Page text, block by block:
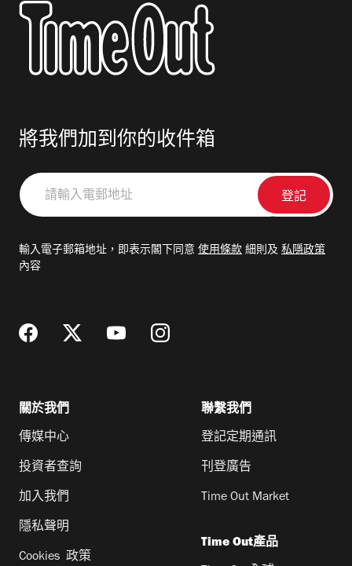
將我們加到你的收件箱
請
輸
郵
輸入電子郵箱地址，即表示閣下同意 使用條款 細則及 私隱政策
內容
關於我們
傳媒中心
投資者查詢
加入我們
隱私聲明
Cookies 政策
聯繫我們
登記定期通訊
刊登廣告
Time Out Market
Time Out產品